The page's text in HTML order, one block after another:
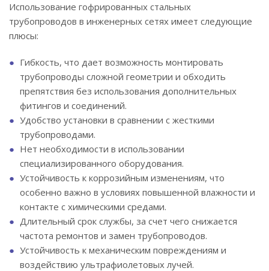
Использование гофрированных стальных
трубопроводов в инженерных сетях имеет следующие
плюсы:
Гибкость, что дает возможность монтировать
трубопроводы сложной геометрии и обходить
препятствия без использования дополнительных
фитингов и соединений.
Удобство установки в сравнении с жесткими
трубопроводами.
Нет необходимости в использовании
специализированного оборудования.
Устойчивость к коррозийным изменениям, что
особенно важно в условиях повышенной влажности и
контакте с химическими средами.
Длительный срок службы, за счет чего снижается
частота ремонтов и замен трубопроводов.
Устойчивость к механическим повреждениям и
воздействию ультрафиолетовых лучей.